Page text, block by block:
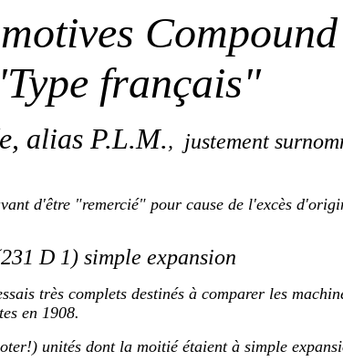
Compound
français"
alias P.L.M., justement
d'être "remercié" pour cause de l'excès
D 1) simple expansion
très complets destinés à comparer les
en 1908.
unités dont la moitié étaient à simple